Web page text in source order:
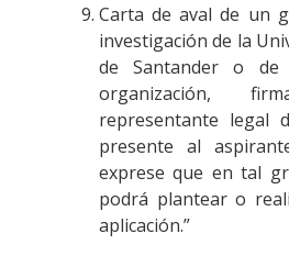
Carta de aval de un
investigación de la
de Santander o
organización,
representante legal
presente al
exprese que en tal
podrá plantear o
aplicación.”